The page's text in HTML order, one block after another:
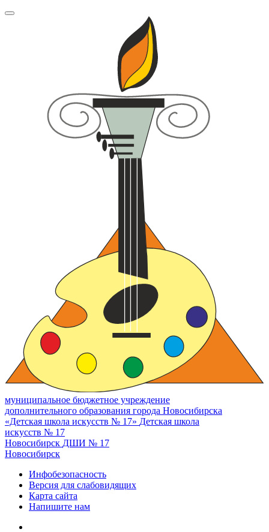
муниципальное бюджетное учреждение
дополнительного образования города Новосибирска
«Детская школа искусств № 17» Детская школа
искусств № 17
Новосибирск ДШИ № 17
Новосибирск
Инфобезопасность
Версия для слабовидящих
Карта сайта
Напишите нам